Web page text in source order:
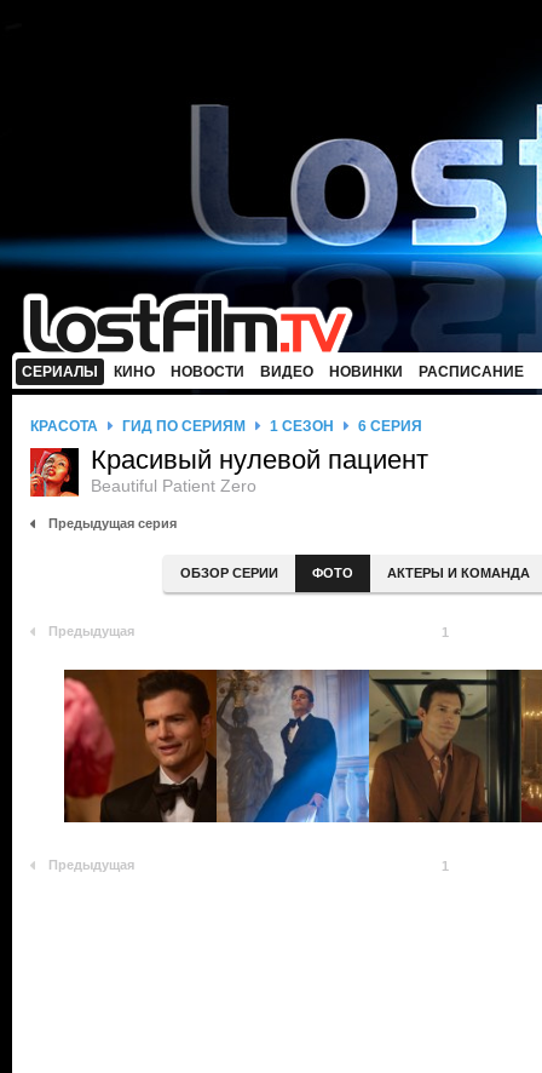
СЕРИАЛЫ КИНО НОВОСТИ ВИДЕО НОВИНКИ РАСПИСАНИЕ
КРАСОТА ГИД ПО СЕРИЯМ 1 СЕЗОН 6 СЕРИЯ
Красивый нулевой пациент
Beautiful Patient Zero
Предыдущая серия
ОБЗОР СЕРИИ ФОТО АКТЕРЫ И КОМАНДА
Предыдущая 1
Предыдущая 1